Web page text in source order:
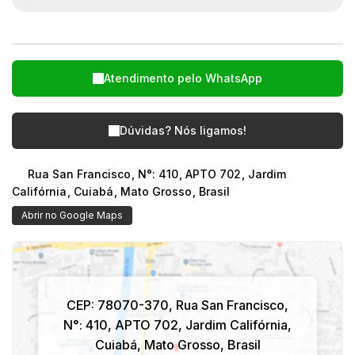
Atendimento pelo WhatsApp
Dúvidas? Nós ligamos!
Rua San Francisco N°: 410 APTO 702
Jardim
Califórnia
Cuiabá Mato Grosso Brasil
Abrir no Google Maps
CEP: 78070-370, Rua San Francisco,
N°: 410, APTO 702, Jardim Califórnia,
Cuiabá, Mato Grosso, Brasil